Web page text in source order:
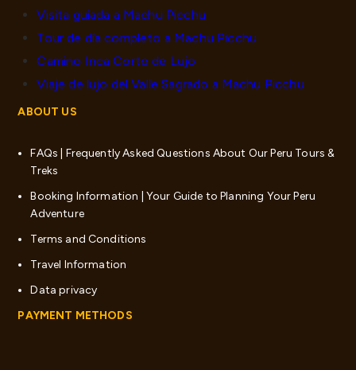
Visita guiada a Machu Picchu
Tour de día completo a Machu Picchu
Camino Inca Corto de Lujo
Viaje de lujo del Valle Sagrado a Machu Picchu
ABOUT US
FAQs | Frequently Asked Questions About Our Peru Tours &
Treks
Booking Information | Your Guide to Planning Your Peru
Adventure
Terms and Conditions
Travel Information
Data privacy
PAYMENT METHODS